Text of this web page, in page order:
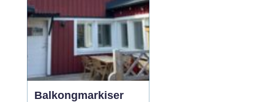
plåtbearbetning. När
för...
Balkongmarkiser